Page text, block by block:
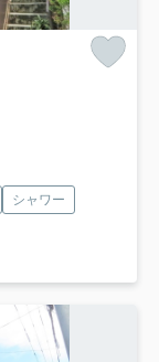
シャワー